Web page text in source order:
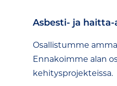
Asbesti- ja
Osallistumme
Ennakoimme alan
kehitysprojekteissa.